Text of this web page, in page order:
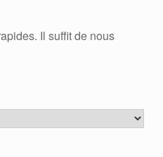
Il suffit de nous